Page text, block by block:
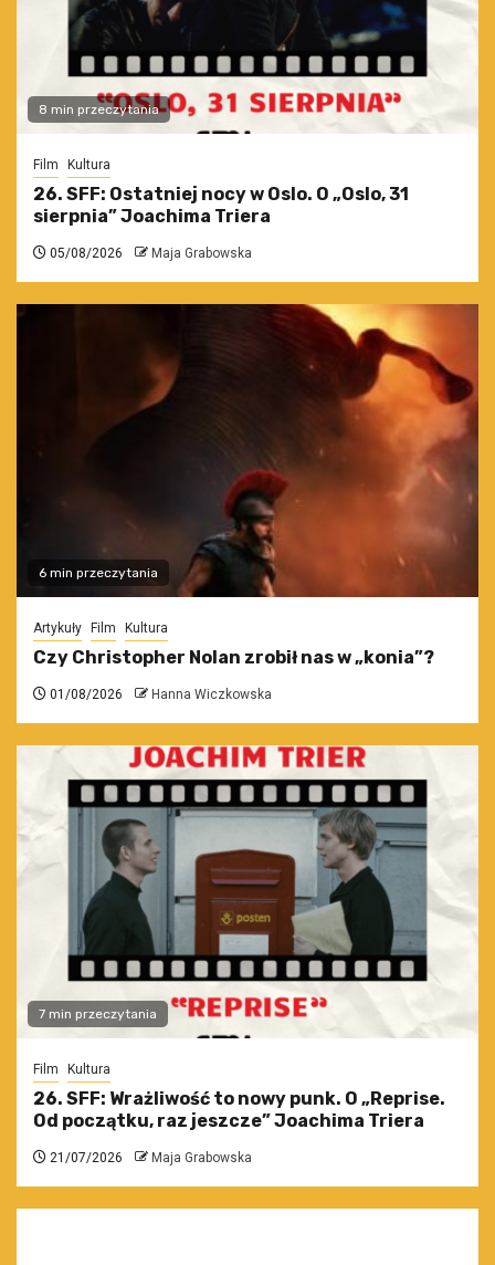
8 min przeczytania
Film Kultura
26. SFF: Ostatniej nocy w Oslo. O „Oslo, 31
sierpnia” Joachima Triera
05/08/2026 Maja Grabowska
6 min przeczytania
Artykuły Film Kultura
Czy Christopher Nolan zrobił nas w „konia”?
01/08/2026 Hanna Wiczkowska
7 min przeczytania
Film Kultura
26. SFF: Wrażliwość to nowy punk. O „Reprise.
Od początku, raz jeszcze” Joachima Triera
21/07/2026 Maja Grabowska